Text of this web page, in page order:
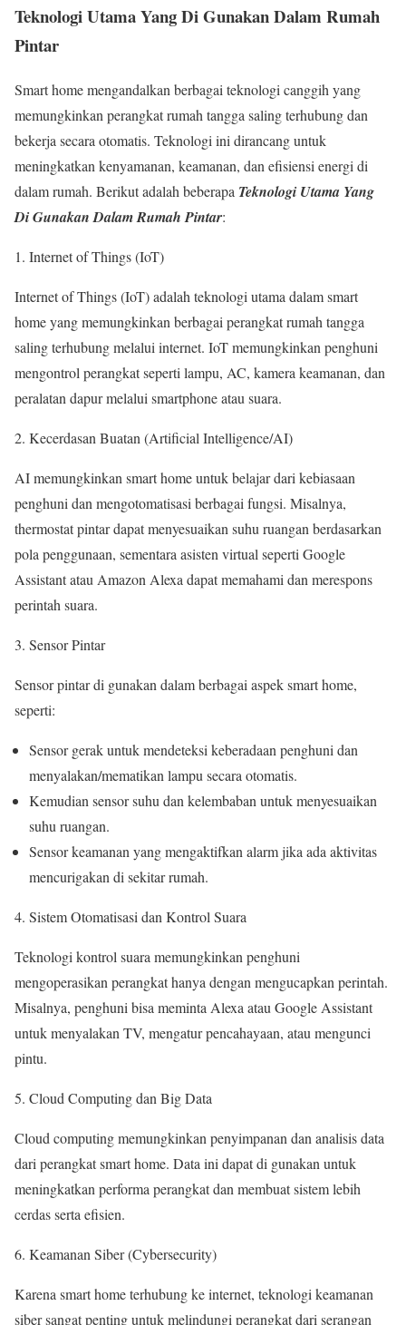
Teknologi Utama Yang Di Gunakan Dalam Rumah
Pintar
Smart home mengandalkan berbagai teknologi canggih yang
memungkinkan perangkat rumah tangga saling terhubung dan
bekerja secara otomatis. Teknologi ini dirancang untuk
meningkatkan kenyamanan, keamanan, dan efisiensi energi di
dalam rumah. Berikut adalah beberapa Teknologi Utama Yang
Di Gunakan Dalam Rumah Pintar:
Internet of Things (IoT)
Internet of Things (IoT) adalah teknologi utama dalam smart
home yang memungkinkan berbagai perangkat rumah tangga
saling terhubung melalui internet. IoT memungkinkan penghuni
mengontrol perangkat seperti lampu, AC, kamera keamanan, dan
peralatan dapur melalui smartphone atau suara.
Kecerdasan Buatan (Artificial Intelligence/AI)
AI memungkinkan smart home untuk belajar dari kebiasaan
penghuni dan mengotomatisasi berbagai fungsi. Misalnya,
thermostat pintar dapat menyesuaikan suhu ruangan berdasarkan
pola penggunaan, sementara asisten virtual seperti Google
Assistant atau Amazon Alexa dapat memahami dan merespons
perintah suara.
Sensor Pintar
Sensor pintar di gunakan dalam berbagai aspek smart home,
seperti:
Sensor gerak untuk mendeteksi keberadaan penghuni dan
menyalakan/mematikan lampu secara otomatis.
Kemudian sensor suhu dan kelembaban untuk menyesuaikan
suhu ruangan.
Sensor keamanan yang mengaktifkan alarm jika ada aktivitas
mencurigakan di sekitar rumah.
Sistem Otomatisasi dan Kontrol Suara
Teknologi kontrol suara memungkinkan penghuni
mengoperasikan perangkat hanya dengan mengucapkan perintah.
Misalnya, penghuni bisa meminta Alexa atau Google Assistant
untuk menyalakan TV, mengatur pencahayaan, atau mengunci
pintu.
Cloud Computing dan Big Data
Cloud computing memungkinkan penyimpanan dan analisis data
dari perangkat smart home. Data ini dapat di gunakan untuk
meningkatkan performa perangkat dan membuat sistem lebih
cerdas serta efisien.
Keamanan Siber (Cybersecurity)
Karena smart home terhubung ke internet, teknologi keamanan
siber sangat penting untuk melindungi perangkat dari serangan